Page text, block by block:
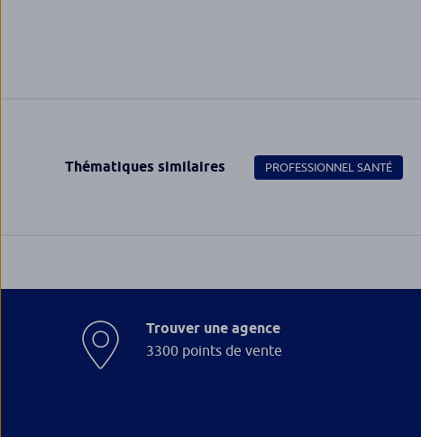
Thématiques similaires PROFESSIONNEL SANTÉ
Trouver une agence
3300 points de vente